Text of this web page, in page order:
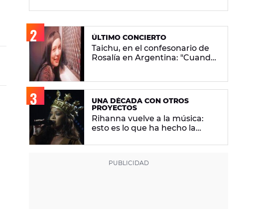
ÚLTIMO CONCIERTO
Taichu, en el confesonario de
Rosalía en Argentina: "Cuando
UNA DÉCADA CON OTROS
PROYECTOS
Rihanna vuelve a la música:
esto es lo que ha hecho la